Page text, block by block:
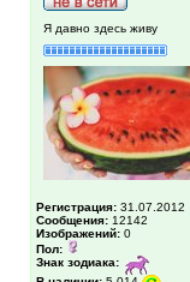
Я давно здесь живу
Регистрация: 31.07.2012
Сообщения: 12142
Изображений: 0
Пол:
Знак зодиака: